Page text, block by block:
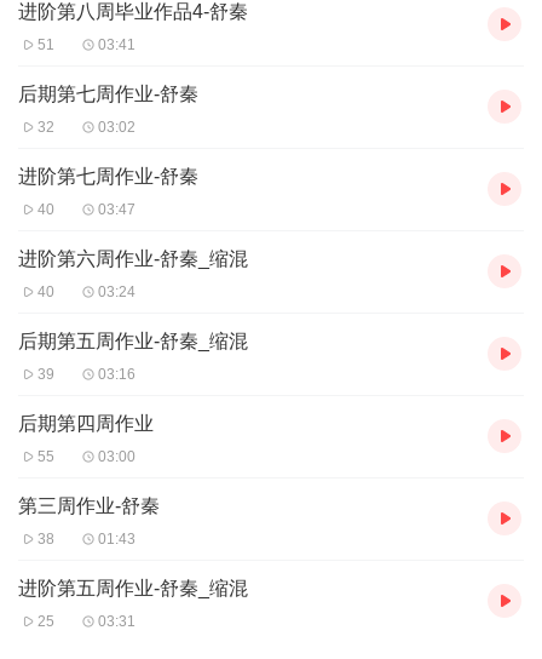
进阶第八周毕业作品4-舒秦
51 03:41
后期第七周作业-舒秦
32 03:02
进阶第七周作业-舒秦
40 03:47
进阶第六周作业-舒秦_缩混
40 03:24
后期第五周作业-舒秦_缩混
39 03:16
后期第四周作业
55 03:00
第三周作业-舒秦
38 01:43
进阶第五周作业-舒秦_缩混
25 03:31